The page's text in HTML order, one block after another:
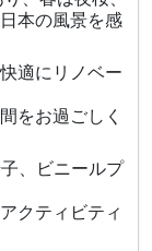
本の風景を感
適にリノベー
をお過ごしく
、ビニールプ
クティビティ